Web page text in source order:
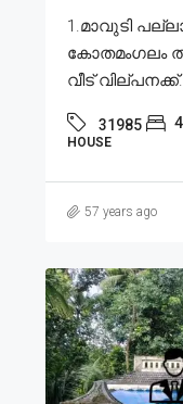
1.മാവുടി
കോതമംഗലം
വീട് വില്പനക്ക്.
31985 4
HOUSE
57 years ago